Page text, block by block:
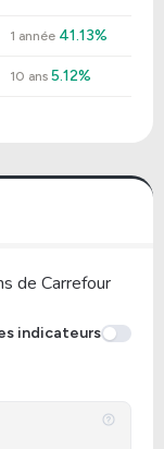
1 année41.13%
10 ans5.12%
de Carrefour
indicateurs